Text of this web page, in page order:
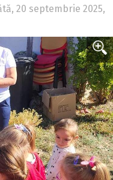
20 septembrie 2025,